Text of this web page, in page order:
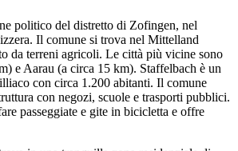
politico del distretto di Zofingen, nel
Il comune si trova nel Mittelland
da terreni agricoli. Le città più vicine sono
e Aarau (a circa 15 km). Staffelbach è un
con circa 1.200 abitanti. Il comune
con negozi, scuole e trasporti pubblici.
passeggiate e gite in bicicletta e offre